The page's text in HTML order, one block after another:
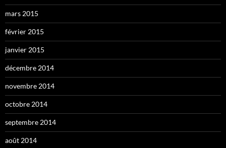
mars 2015
février 2015
janvier 2015
décembre 2014
novembre 2014
octobre 2014
septembre 2014
août 2014